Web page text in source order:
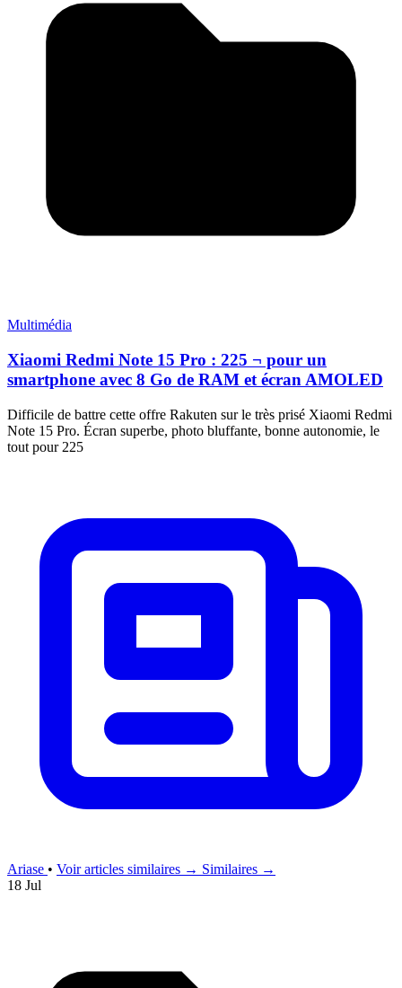
Multimédia
Xiaomi Redmi Note 15 Pro : 225 ¬ pour un
smartphone avec 8 Go de RAM et écran AMOLED
Difficile de battre cette offre Rakuten sur le très prisé Xiaomi Redmi
Note 15 Pro. Écran superbe, photo bluffante, bonne autonomie, le
tout pour 225
Ariase • Voir articles similaires → Similaires →
18 Jul